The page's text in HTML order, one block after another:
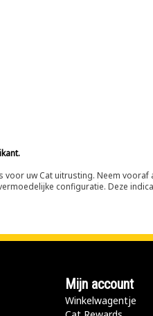
uw Cat uitrusting. Neem
configuratie. Deze
Mijn account
Winkelwagentje